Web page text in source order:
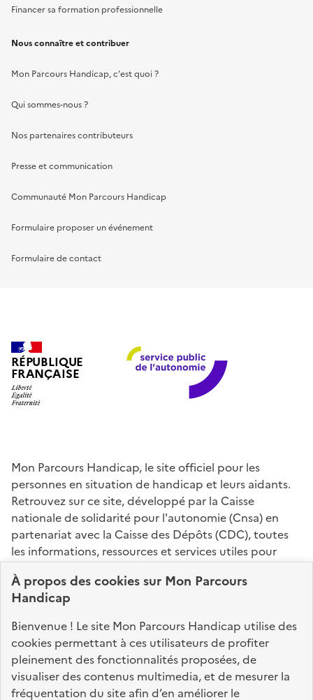
À propos descookiessur Mon Parcours
Handicap
Bienvenue ! Le site Mon Parcours Handicap utilise des
cookies permettant à ces utilisateurs de profiter
pleinement des fonctionnalités proposées, de
visualiser des contenus multimedia, et de mesurer la
fréquentation du site afin d’en améliorer le
Financer sa formation professionnelle
Nous connaître et contribuer
Mon Parcours Handicap, c'est quoi ?
Qui sommes-nous ?
Nos partenaires contributeurs
Presse et communication
Communauté Mon Parcours Handicap
Formulaire proposer un événement
Formulaire de contact
RÉPUBLIQUE
FRANÇAISE
Mon Parcours Handicap, le site officiel pour les
personnes en situation de handicap et leurs aidants.
Retrouvez sur ce site, développé par la Caisse
nationale de solidarité pour l'autonomie (Cnsa) en
partenariat avec la Caisse des Dépôts (CDC), toutes
les informations, ressources et services utiles pour
connaître vos droits, effectuer vos démarches,
identifier vos interlocuteurs.
Nos sites partenaires
info.gouv.fr service-public.fr legifrance.gouv.fr
data.gouv.fr